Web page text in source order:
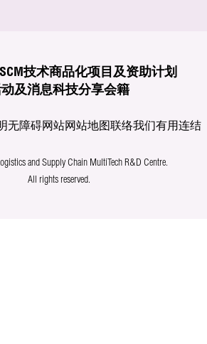
技术商品化项目及资助计划
及消息科技分享会籍
无障碍网站网站地图联络我们有用连结
and Supply Chain MultiTech R&D Centre.
All rights reserved.